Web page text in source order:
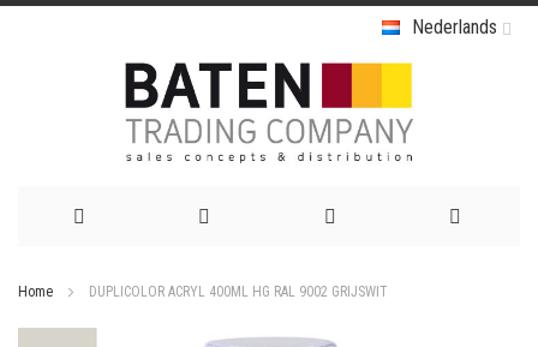
Nederlands
Home DUPLICOLOR ACRYL 400ML HG RAL 9002 GRIJSWIT